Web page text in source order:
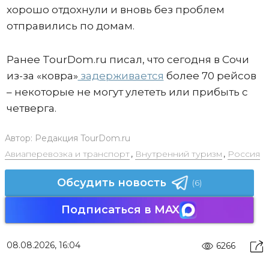
хорошо отдохнули и вновь без проблем
отправились по домам.
Ранее TourDom.ru писал, что сегодня в Сочи
из-за «ковра» задерживается более 70 рейсов
– некоторые не могут улететь или прибыть с
четверга.
Автор: Редакция TourDom.ru
Авиаперевозка и транспорт, Внутренний туризм , Россия
Обсудить новость (6)
Подписаться в MAX
08.08.2026, 16:04 6266